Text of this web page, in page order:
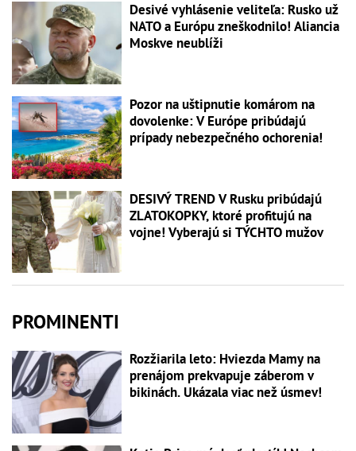
Desivé vyhlásenie veliteľa: Rusko už
NATO a Európu zneškodnilo! Aliancia
Moskve neublíži
Pozor na uštipnutie komárom na
dovolenke: V Európe pribúdajú
prípady nebezpečného ochorenia!
DESIVÝ TREND V Rusku pribúdajú
ZLATOKOPKY, ktoré profitujú na
vojne! Vyberajú si TÝCHTO mužov
PROMINENTI
Rozžiarila leto: Hviezda Mamy na
prenájom prekvapuje záberom v
bikinách. Ukázala viac než úsmev!